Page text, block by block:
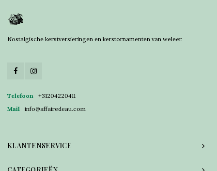
Nostalgische kerstversieringen en kerstornamenten van weleer.
Telefoon
+31204220411
Mail
info@affairedeau.com
KLANTENSERVICE